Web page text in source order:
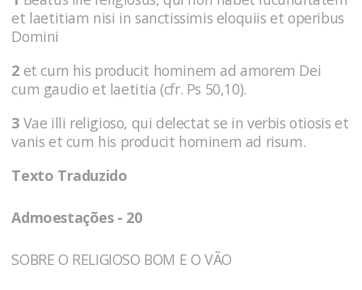
et laetitiam nisi in sanctissimis eloquiis et operibus
Domini
2 et cum his producit hominem ad amorem Dei
cum gaudio et laetitia (cfr. Ps 50,10).
3 Vae illi religioso, qui delectat se in verbis otiosis et
vanis et cum his producit hominem ad risum.
Texto Traduzido
Admoestações - 20
SOBRE O RELIGIOSO BOM E O VÃO